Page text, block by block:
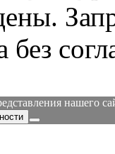
без
нашего